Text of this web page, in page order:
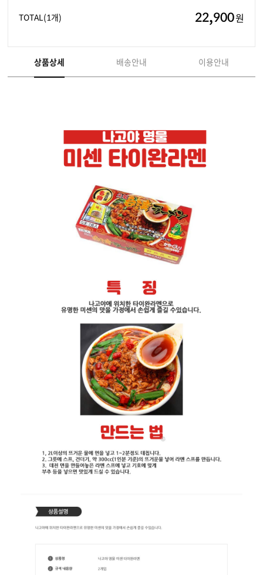
상품상세 배송안내 이용안내
TOTAL 22,900원
(1개)